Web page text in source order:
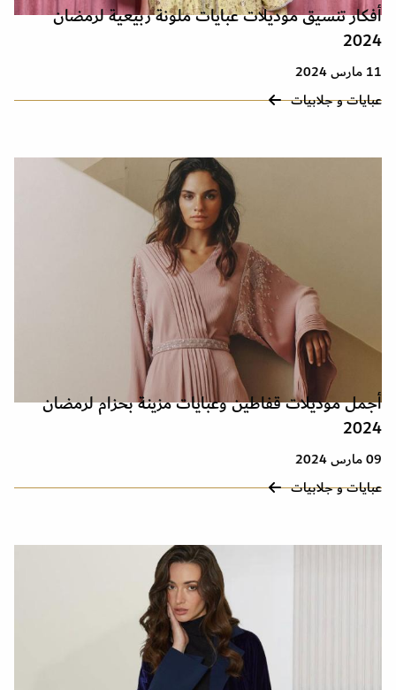
أفكار تنسيق موديلات عبايات ملونة ربيعية لرمضان
2024
11 مارس 2024
عبايات و جلابيات
أجمل موديلات قفاطين وعبايات مزينة بحزام لرمضان
2024
09 مارس 2024
عبايات و جلابيات